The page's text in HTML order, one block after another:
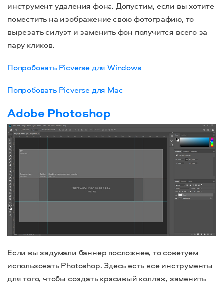
инструмент удаления фона. Допустим, если вы хотите
поместить на изображение свою фотографию, то
вырезать силуэт и заменить фон получится всего за
пару кликов.
Попробовать Picverse для Windows
Попробовать Picverse для Mac
Adobe Photoshop
Если вы задумали баннер посложнее, то советуем
использовать Photoshop. Здесь есть все инструменты
для того, чтобы создать красивый коллаж, заменить